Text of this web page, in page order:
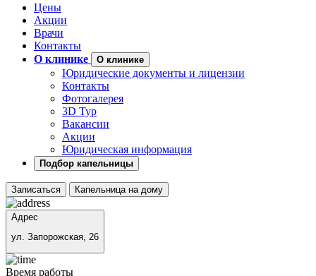
Цены
Акции
Врачи
Контакты
О клинике
О клинике
Юридические документы и лицензии
Контакты
Фотогалерея
3D Тур
Вакансии
Акции
Юридическая информация
Подбор капельницы
Записаться Капельница на дому
Адрес
ул. Запорожская, 26
Время работы